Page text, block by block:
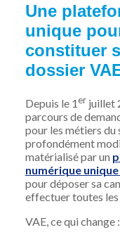
Une
unique
constituer
dossier
Depuis le 1erjuillet
parcours de
pour les métiers du
profondément
matérialisé par un
numérique unique
pour déposer sa
effectuer toutes les
VAE, ce qui change :